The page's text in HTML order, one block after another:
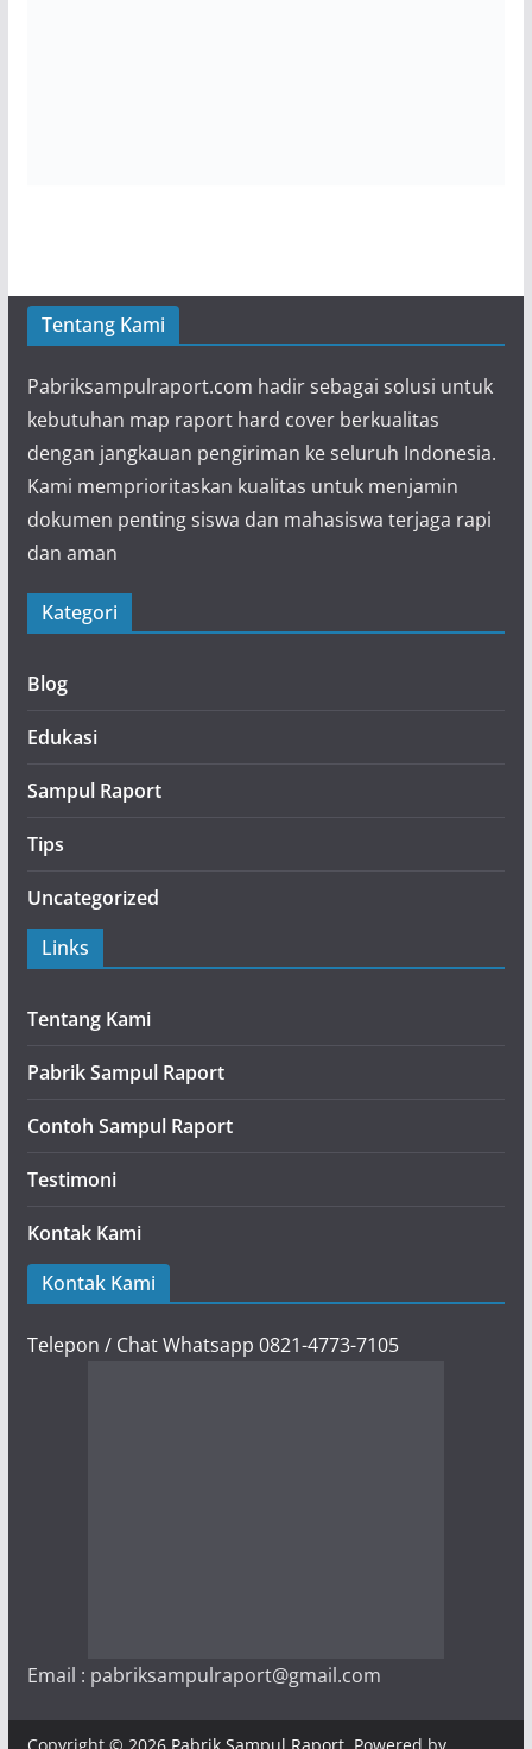
Tentang Kami
Pabriksampulraport.com hadir sebagai solusi untuk
kebutuhan map raport hard cover berkualitas
dengan jangkauan pengiriman ke seluruh Indonesia.
Kami memprioritaskan kualitas untuk menjamin
dokumen penting siswa dan mahasiswa terjaga rapi
dan aman
Kategori
Blog
Edukasi
Sampul Raport
Tips
Uncategorized
Links
Tentang Kami
Pabrik Sampul Raport
Contoh Sampul Raport
Testimoni
Kontak Kami
Kontak Kami
Telepon / Chat Whatsapp 0821-4773-7105
Email : pabriksampulraport@gmail.com